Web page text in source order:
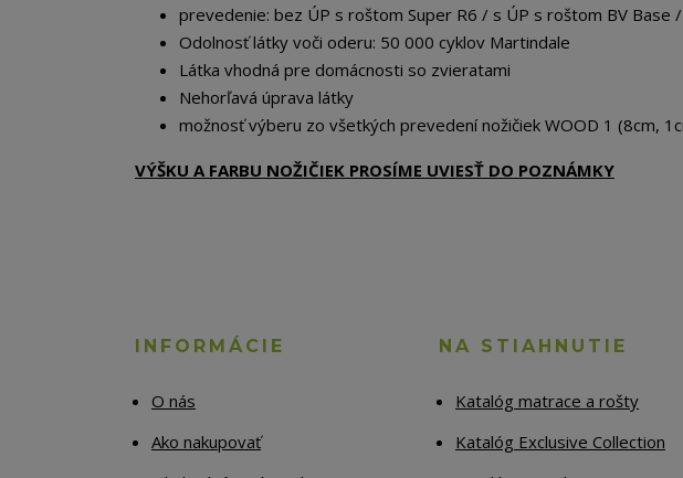
prevedenie: bez ÚP s roštom Super R6 / s ÚP s roštom BV Base
Odolnosť látky voči oderu: 50 000 cyklov Martindale
Látka vhodná pre domácnosti so zvieratami
Nehorľavá úprava látky
možnosť výberu zo všetkých prevedení nožičiek WOOD 1 (8cm,
VÝŠKU A FARBU NOŽIČIEK PROSÍME UVIESŤ DO POZNÁMKY
INFORMÁCIE
O nás
Ako nakupovať
NA STIAHNUTIE
Katalóg matrace a rošty
Katalóg Exclusive Collection